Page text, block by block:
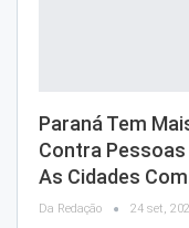
Paraná Tem
Contra Pessoas
As Cidades
Da Redação 24 set,